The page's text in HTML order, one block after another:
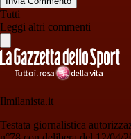
Tutti
Leggi altri commenti
Ilmilanista.it
Testata giornalistica